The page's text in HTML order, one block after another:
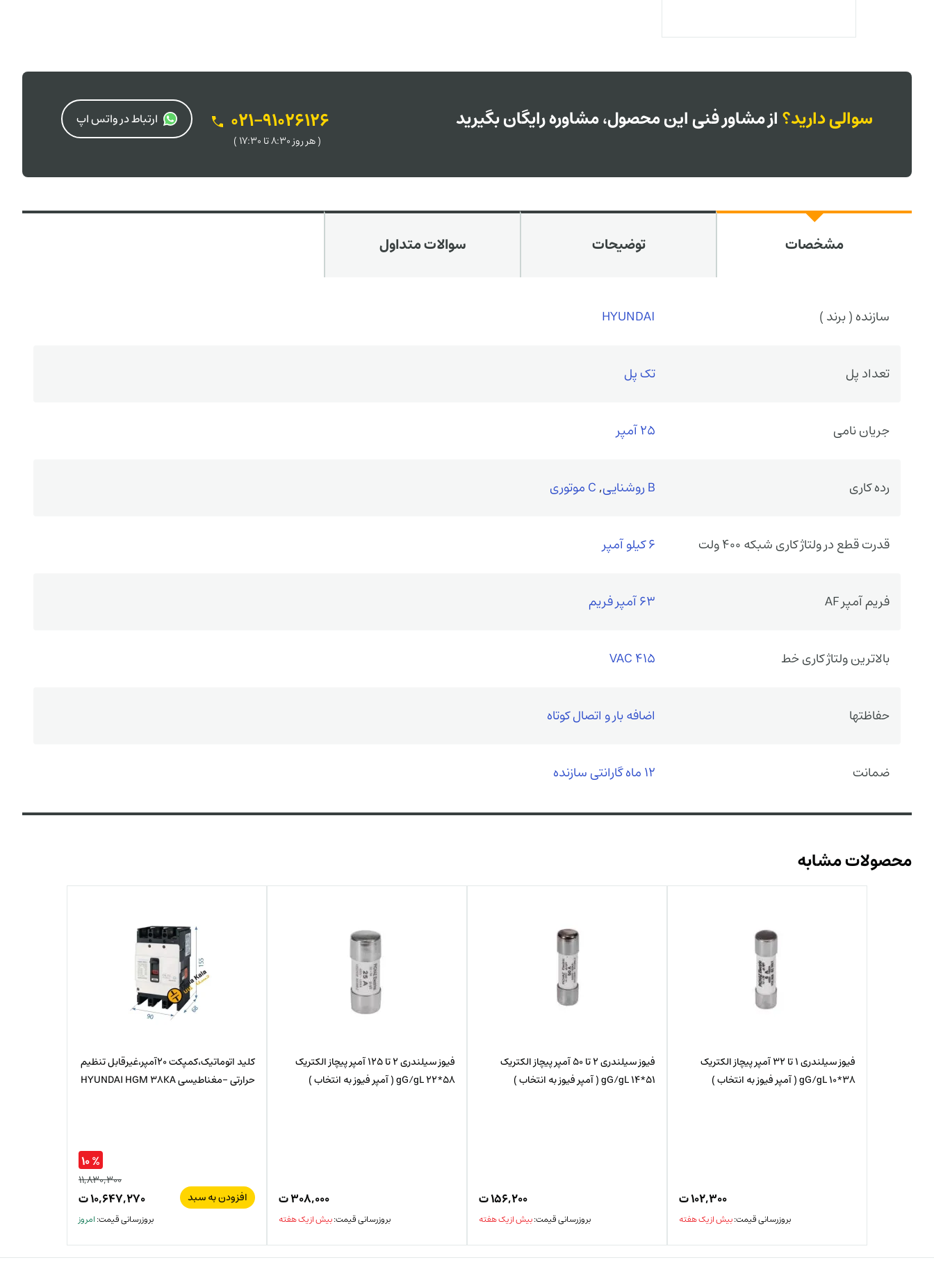
سوالی دارید؟از مشاور فنی این محصول، مشاوره رایگان بگیرید 021-91026126
( هر روز 8:30 تا 17:30 )
ارتباط در واتس اپ
مشخصات توضیحات سوالات متداول
سازنده ( برند ) HYUNDAI
تعداد پل تک پل
جریان نامی 25 آمپر
رده کاری B روشنایی ,C موتوری
قدرت قطع در ولتاژ کاری شبکه 400 ولت 6 کیلو آمپر
فریم آمپر AF 63 آمپر فریم
بالاترین ولتاژ کاری خط 415 VAC
حفاظتها اضافه بار و اتصال کوتاه
ضمانت 12 ماه گارانتی سازنده
محصولات مشابه
فیوز سیلندری 1 تا 32 آمپر پیچاز الکتریک
38*10 gG/gL ( آمپر فیوز به انتخاب )
۱۰۲,۳۰۰ت
بروزرسانی قیمت:بیش از یک هفته
فیوز سیلندری 2 تا 50 آمپر پیچاز الکتریک
51*14 gG/gL ( آمپر فیوز به انتخاب )
۱۵۶,۲۰۰ت
بروزرسانی قیمت:بیش از یک هفته
فیوز سیلندری 2 تا 125 آمپر پیچاز الکتریک
58*22 gG/gL ( آمپر فیوز به انتخاب )
۳۰۸,۰۰۰ت
بروزرسانی قیمت:بیش از یک هفته
کلید اتوماتیک،کمپکت 20آمپر،غیرقابل تنظیم
حرارتی -مغناطیسی HYUNDAI HGM 38KA
افزودن به سبد
۱۱,۸۳۰,۳۰۰
۱۰,۶۴۷,۲۷۰ت
% ۱۰
بروزرسانی قیمت:امروز